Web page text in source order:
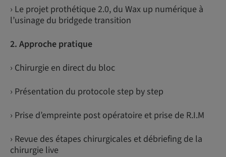
› Le projet prothétique 2.0, du Wax up numérique à
l’usinage du bridgede transition
2. Approche pratique
› Chirurgie en direct du bloc
› Présentation du protocole step by step
› Prise d’empreinte post opératoire et prise de R.I.M
› Revue des étapes chirurgicales et débriefing de la
chirurgie live